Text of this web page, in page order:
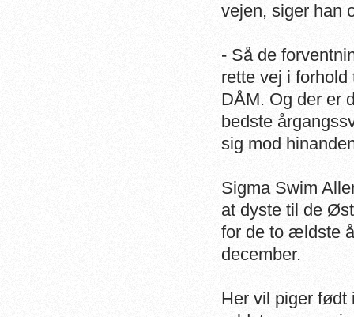
vejen, siger han
- Så de
rette vej i
DÅM. Og der er
bedste
sig mod
Sigma Swim
at dyste til de
for de to ældste
december.
Her vil piger født